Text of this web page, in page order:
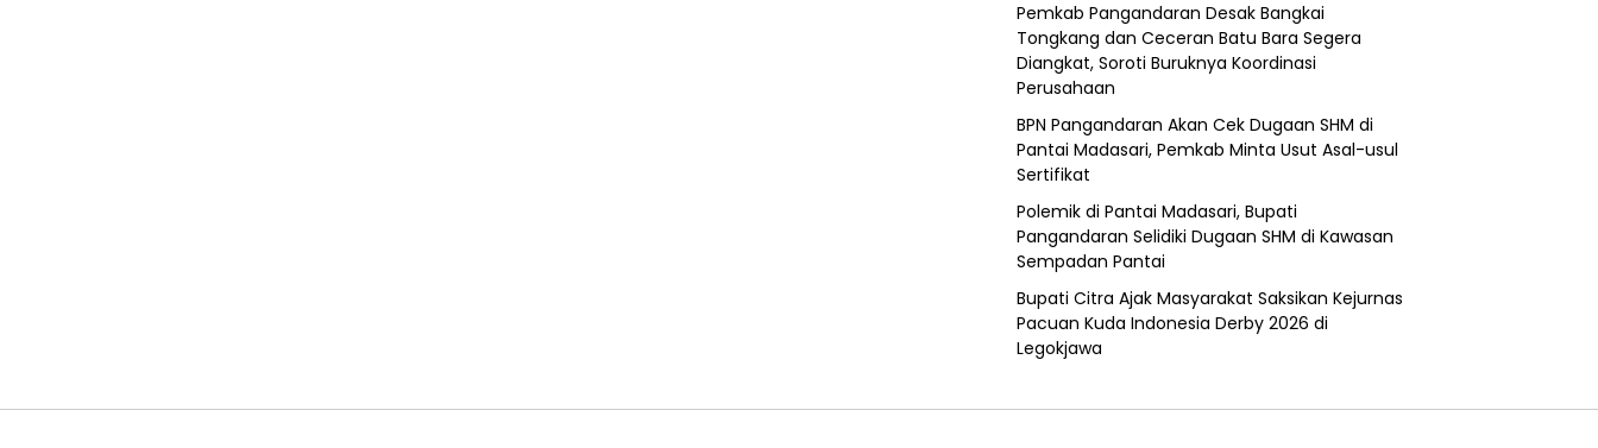
Pemkab Pangandaran Desak Bangkai
Tongkang dan Ceceran Batu Bara Segera
Diangkat, Soroti Buruknya Koordinasi
Perusahaan
BPN Pangandaran Akan Cek Dugaan SHM di
Pantai Madasari, Pemkab Minta Usut Asal-usul
Sertifikat
Polemik di Pantai Madasari, Bupati
Pangandaran Selidiki Dugaan SHM di Kawasan
Sempadan Pantai
Bupati Citra Ajak Masyarakat Saksikan Kejurnas
Pacuan Kuda Indonesia Derby 2026 di
Legokjawa